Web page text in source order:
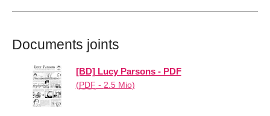
Documents joints
[BD] Lucy Parsons - PDF
(PDF - 2.5 Mio)